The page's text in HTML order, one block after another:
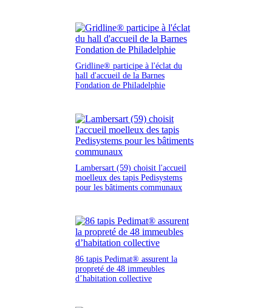
Gridline® participe à l'éclat du
hall d'accueil de la Barnes
Fondation de Philadelphie
Lambersart (59) choisit l'accueil
moelleux des tapis Pedisystems
pour les bâtiments communaux
86 tapis Pedimat® assurent la
propreté de 48 immeubles
d’habitation collective